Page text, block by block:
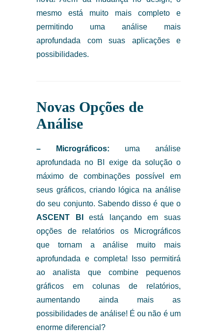
mesmo está muito mais completo e
permitindo uma análise mais
aprofundada com suas aplicações e
possibilidades.
Novas Opções de
Análise
– Micrográficos: uma análise
aprofundada no BI exige da solução o
máximo de combinações possível em
seus gráficos, criando lógica na análise
do seu conjunto. Sabendo disso é que o
ASCENT BI
está lançando em suas
opções de relatórios os Micrográficos
que tornam a análise muito mais
aprofundada e completa! Isso permitirá
ao analista que combine pequenos
gráficos em colunas de relatórios,
aumentando ainda mais as
possibilidades de análise! É ou não é um
enorme diferencial?